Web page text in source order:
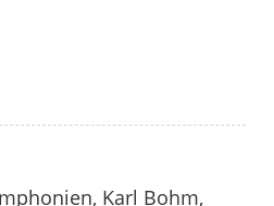
Karl Bohm,